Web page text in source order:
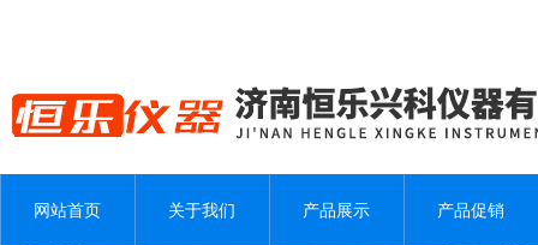
网站首页 关于我们 产品展示 产品促销